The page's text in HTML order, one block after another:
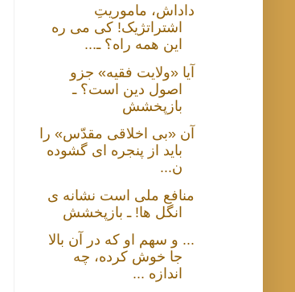
داداش، ماموریتِ
اشتراتژیک! کی می ره
این همه راه؟ ـ...
آیا «ولایت فقیه» جزو
اصول دین است؟ ـ
بازپخشش
آن «بی‌ اخلاقی‌ مقدّس» را
باید از پنجره ای گشوده
ن...
منافع ملی است نشانه ی
انگل ها! ـ بازپخشش
... و سهم او که در آن بالا
جا خوش کرده، چه
اندازه ...